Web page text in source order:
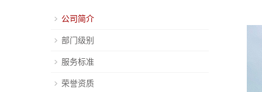
公司简介
部门级别
服务标准
荣誉资质